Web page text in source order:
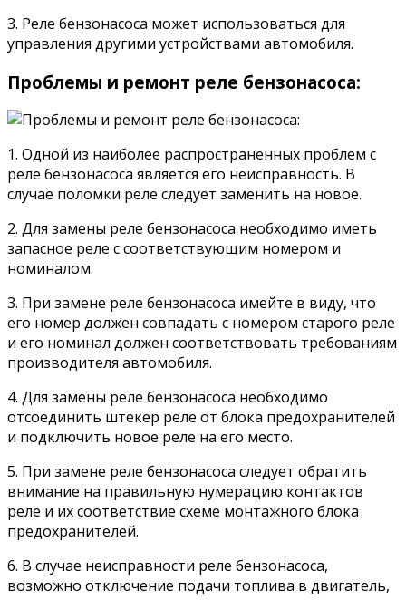
3. Реле бензонасоса может использоваться для
управления другими устройствами автомобиля.
Проблемы и ремонт реле бензонасоса:
1. Одной из наиболее распространенных проблем с
реле бензонасоса является его неисправность. В
случае поломки реле следует заменить на новое.
2. Для замены реле бензонасоса необходимо иметь
запасное реле с соответствующим номером и
номиналом.
3. При замене реле бензонасоса имейте в виду, что
его номер должен совпадать с номером старого реле
и его номинал должен соответствовать требованиям
производителя автомобиля.
4. Для замены реле бензонасоса необходимо
отсоединить штекер реле от блока предохранителей
и подключить новое реле на его место.
5. При замене реле бензонасоса следует обратить
внимание на правильную нумерацию контактов
реле и их соответствие схеме монтажного блока
предохранителей.
6. В случае неисправности реле бензонасоса,
возможно отключение подачи топлива в двигатель,